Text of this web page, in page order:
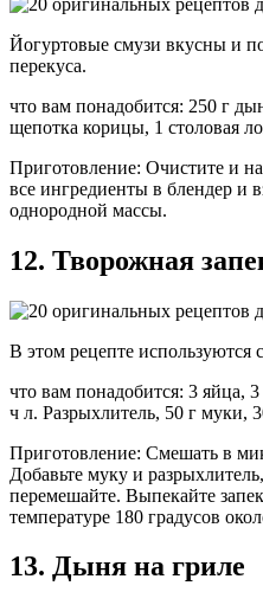
Йогуртовые смузи вкусны и
перекуса.
что вам понадобится: 250 г
щепотка корицы, 1 столовая
Приготовление: Очистите и
все ингредиенты в блендер и
однородной массы.
12. Творожная
В этом рецепте используются
что вам понадобится: 3 яйца, 3
ч л. Разрыхлитель, 50 г муки,
Приготовление: Смешать в
Добавьте муку и
перемешайте. Выпекайте
температуре 180 градусов
13. Дыня на гриле